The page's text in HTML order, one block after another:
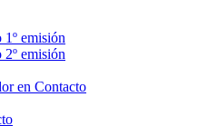
emisión
emisión
en Contacto